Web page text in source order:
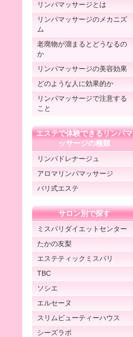
リンパマッサージとは
リンパマッサージのメカニズ
ム
老廃物が溜まるとどうなるの
か
リンパマッサージの美容効果
どのような人に効果的か
リンパマッサージで注意する
こと
エステで体験できるリンパマ
ッサージの種類
リンパドレナージュ
アロマリンパマッサージ
バリ式エステ
サロン別で探す
ミスパリダイエットセンター
たかの友梨
エステティックミスパリ
TBC
ソシエ
エルセーヌ
スリムビューティーハウス
シーズラボ